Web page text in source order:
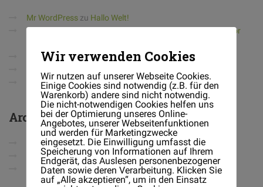
Mr WordPress zu Hallo Welt!
QreativeThemeszuArticle: How to Get Rid of Crabgrass for
BarryzuHedge Trimmer
BarryzuLawn Tractor
Archiv
Dezember 2015
Oktober 2015
September 2015
Wir verwenden Cookies
Wir nutzen auf unserer Webseite Cookies.
Einige Cookies sind notwendig (z.B. für den
Warenkorb) andere sind nicht notwendig.
Die nicht-notwendigen Cookies helfen uns
bei der Optimierung unseres Online-
Angebotes, unserer Webseitenfunktionen
und werden für Marketingzwecke
eingesetzt. Die Einwilligung umfasst die
Speicherung von Informationen auf Ihrem
Endgerät, das Auslesen personenbezogener
Daten sowie deren Verarbeitung. Klicken Sie
auf „Alle akzeptieren“, um in den Einsatz